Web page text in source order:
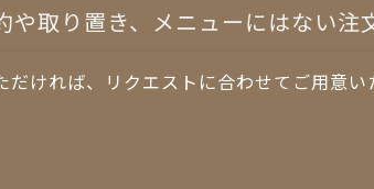
や取り置き、メニューにはない注
だければ、リクエストに合わせてご用意い